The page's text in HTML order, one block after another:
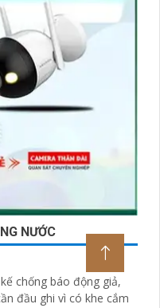
NƯỚC
chống báo động giả,